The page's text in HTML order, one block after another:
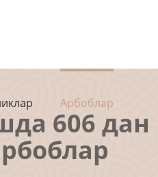
Арбоблар
606 дан